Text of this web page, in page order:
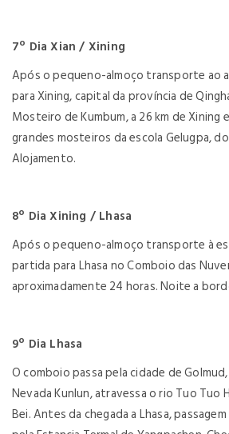
7º Dia Xian / Xining
Após o pequeno-almoço transporte ao
para Xining, capital da província de
Mosteiro de Kumbum, a 26 km de Xining
grandes mosteiros da escola Gelugpa,
Alojamento.
8º Dia Xining / Lhasa
Após o pequeno-almoço transporte à
partida para Lhasa no Comboio das
aproximadamente 24 horas. Noite a
9º Dia Lhasa
O comboio passa pela cidade de
Nevada Kunlun, atravessa o rio Tuo Tuo
Bei. Antes da chegada a Lhasa,